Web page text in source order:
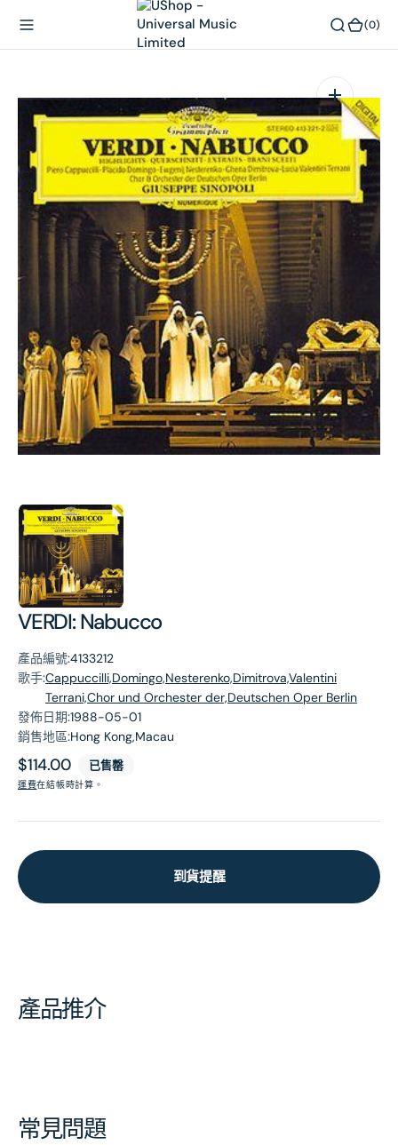
(0)
VERDI: Nabucco
產品編號:4133212
歌手:Cappuccilli,Domingo,Nesterenko,Dimitrova,Valentini
Terrani,Chor und Orchester der,Deutschen Oper Berlin
發佈日期:1988-05-01
銷售地區:Hong Kong,Macau
原
價
$114.00 已售罄
運費在結帳時計算。
到貨提醒
在
相
簿
中
開
啟
第
1
張
產品推介
常見問題